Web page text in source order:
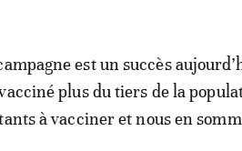
est un succès
plus du tiers de la
à vacciner et nous en